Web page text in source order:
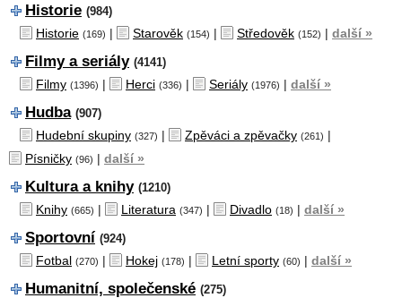
Historie (984)
Historie (169) | Starověk (154) | Středověk (152) | další »
Filmy a seriály (4141)
Filmy (1396) | Herci (336) | Seriály (1976) | další »
Hudba (907)
Hudební skupiny (327) | Zpěváci a zpěvačky (261) |
Písničky (96) | další »
Kultura a knihy (1210)
Knihy (665) | Literatura (347) | Divadlo (18) | další »
Sportovní (924)
Fotbal (270) | Hokej (178) | Letní sporty (60) | další »
Humanitní, společenské (275)